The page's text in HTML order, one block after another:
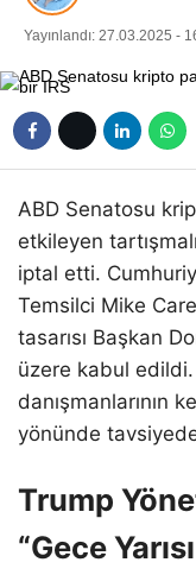
Yayınlandı: 27.03.2025 -
ABD Senatosu
etkileyen
iptal etti.
Temsilci Mike
tasarısı Başkan
üzere kabul edildi.
danışmanlarının
yönünde tavsiyede
Trump
“Gece